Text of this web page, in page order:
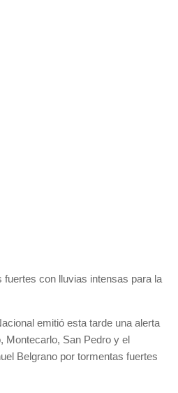
fuertes con lluvias intensas para la
emitió esta tarde una alerta
Montecarlo, San Pedro y el
Belgrano por tormentas fuertes